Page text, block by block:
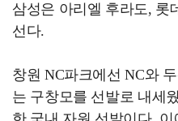
삼성은 아리엘 후라도, 롯
선다.
창원 NC파크에선 NC와
는 구창모를 선발로 내세